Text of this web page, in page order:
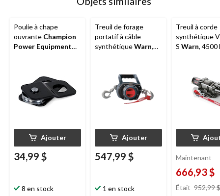
Poulie à chape
ouvrante Champion
Power Equipment
Ajouter
34,99 $
8 en stock
Treuil de forage
portatif à câble
synthétiqueWarn,
Ajouter
547,99 $
1 en stock
Treuil à corde
synthétique
S Warn, 4500
Maintenant
666,93 $
Était 952,99 $